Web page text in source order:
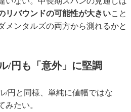
リバウンドの可能性が大きいこと
メンタルズの両方から測れるかと
/円も「意外」に堅調
円と同様、単純に値幅ではな
みたい。